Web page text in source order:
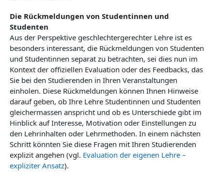
Die Rückmeldungen von Studentinnen und
Studenten
Aus der Perspektive geschlechtergerechter Lehre ist es
besonders interessant, die Rückmeldungen von Studenten
und Studentinnen separat zu betrachten, sei dies nun im
Kontext der offiziellen Evaluation oder des Feedbacks, das
Sie bei den Studierenden in Ihren Veranstaltungen
einholen. Diese Rückmeldungen können Ihnen Hinweise
darauf geben, ob Ihre Lehre Studentinnen und Studenten
gleichermassen anspricht und ob es Unterschiede gibt im
Hinblick auf Interesse, Motivation oder Einstellungen zu
den Lehrinhalten oder Lehrmethoden. In einem nächsten
Schritt könnten Sie diese Fragen mit Ihren Studierenden
explizit angehen (vgl. Evaluation der eigenen Lehre –
expliziter Ansatz).